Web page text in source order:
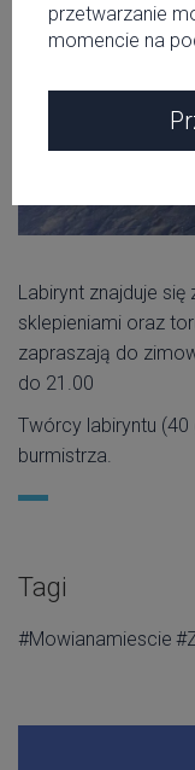
Labirynt znajduje
sklepieniami oraz
zapraszają do
do 21.00
Twórcy labiryntu
burmistrza.
Tagi
#Mowianamiescie
przetwarzanie
momencie na